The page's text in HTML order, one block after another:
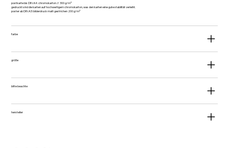
postkarte bis DIN A4: chromokarton // 300 g/m²
gedruckt sind die karten auf hochwertigem chromokarton, was den karten eine gute stabilität verleiht.
poster ab DIN A3: bilderdruck matt gestrichen 200 g/m²
farbe
größe
bitte beachte
hersteller